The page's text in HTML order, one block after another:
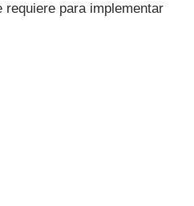
para implementar